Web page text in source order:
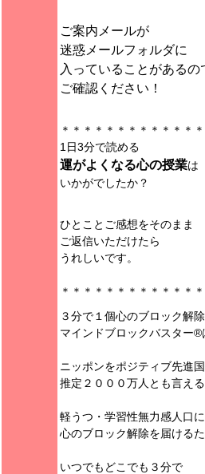
ご案内メールが
迷惑メールフォルダに
入っていることがあるの
ご確認ください！
＊＊＊＊＊＊＊＊＊＊＊＊＊
1日3分で読める
運がよくなる心の授業は
いかがでしたか？
ひとことご感想をそのまま
ご返信いただけたら
うれしいです。
＊＊＊＊＊＊＊＊＊＊＊＊＊
３分で１個心のブロック解除
マインドブロックバスター®︎
ニッポンをポジティブ先進
推定２０００万人とも言える
軽うつ・学習性無力感人口に
心のブロック解除を届ける
いつでもどこでも３分で